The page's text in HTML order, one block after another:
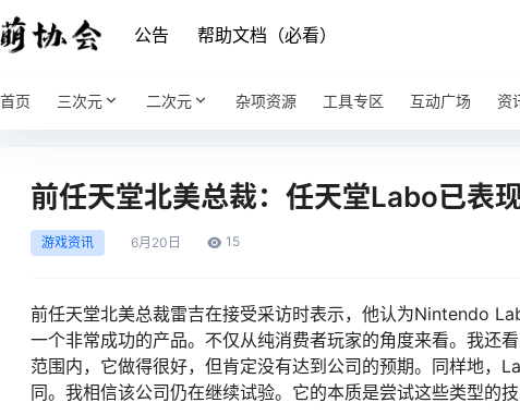
公告 帮助文档（必看）
首页 三次元 二次元 杂项资源 工具专区 互动广场 资
前任天堂北美总裁：任天堂Labo已表
游戏资讯 6月 20日 15
前任天堂北美总裁雷吉在接受采访时表示，他认为Nintendo
一个非常成功的产品。不仅从纯消费者玩家的角度来看。我还
范围内，它做得很好，但肯定没有达到公司的预期。同样地，
同。我相信该公司仍在继续试验。它的本质是尝试这些类型的